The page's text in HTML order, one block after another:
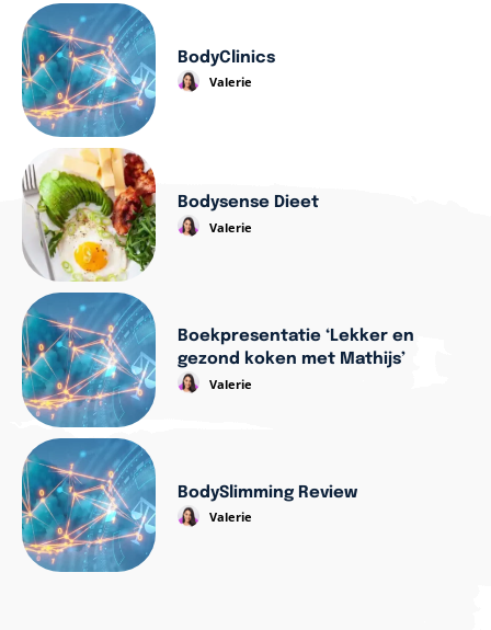
BodyClinics
Valerie
Bodysense Dieet
Valerie
Boekpresentatie ‘Lekker en
gezond koken met Mathijs’
Valerie
BodySlimming Review
Valerie